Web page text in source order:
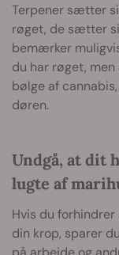
Terpener sætter
røget, de sætter
bemærker
du har røget,
bølge af
døren.
Undgå, at dit
lugte af
Hvis du
din krop, sparer